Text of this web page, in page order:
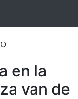
en la
van de